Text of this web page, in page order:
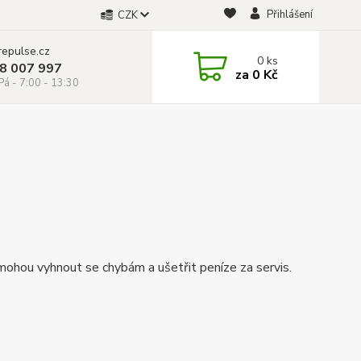
CZK Přihlášení
007 997
- 7:00 - 13:30
0ks
za 0 Kč
vyhnout se chybám a ušetřit peníze za servis.